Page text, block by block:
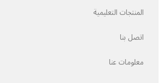
المنتجات التعليمية
اتصل بنا
معلومات عنا